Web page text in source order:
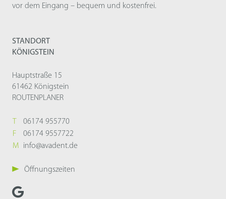
vor dem Eingang – bequem und kostenfrei.
STANDORT
KÖNIGSTEIN
Hauptstraße 15
61462 Königstein
ROUTENPLANER
T
06174 955770
F
06174 9557722
M
info@avadent.de
Öffnungszeiten